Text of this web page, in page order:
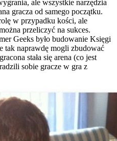
ale wszystkie narzędzia
gracza od samego początku.
w przypadku kości, ale
przeliczyć na sukces.
Geeks było budowanie Księgi
tak naprawdę mogli zbudować
stała się arena (co jest
sobie gracze w gra z